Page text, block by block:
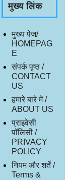
मुख्य लिंक
मुख्य पेज/
HOMEPAG
E
संपर्क पृष्ठ /
CONTACT
US
हमारे बारे में /
ABOUT US
प्राइवेसी
पॉलिसी /
PRIVACY
POLICY
नियम और शर्ते /
Terms &